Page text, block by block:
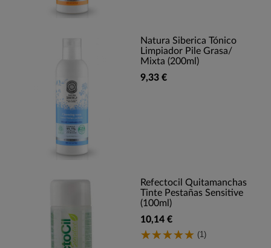
Natura Siberica Tónico
Limpiador Pile Grasa/
Mixta (200ml)
9,33 €
Refectocil Quitamanchas
Tinte Pestañas Sensitive
(100ml)
10,14 €
(1)